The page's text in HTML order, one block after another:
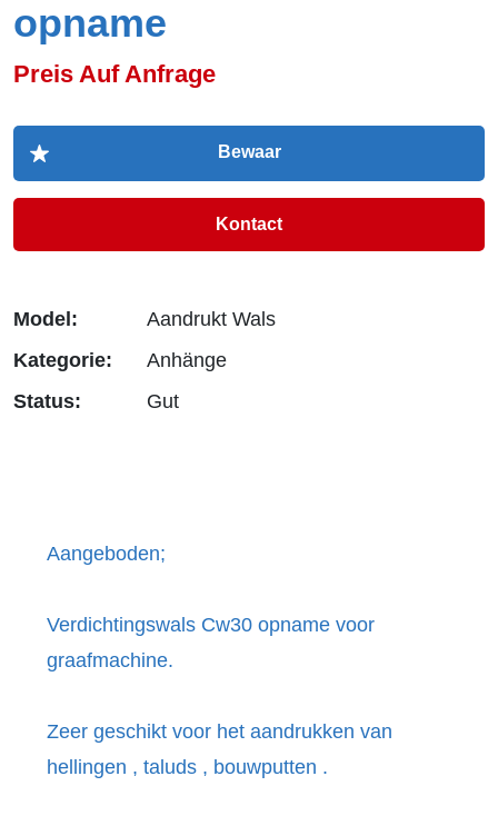
opname
Preis Auf Anfrage
Kontact
Model:
Aandrukt Wals
Kategorie:
Anhänge
Status:
Gut
Aangeboden;
Verdichtingswals Cw30 opname voor
graafmachine.
Zeer geschikt voor het aandrukken van
hellingen , taluds , bouwputten .